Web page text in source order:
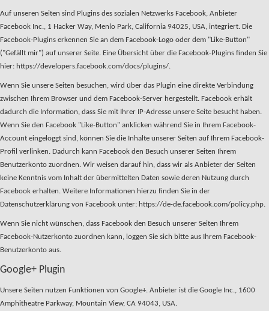
Auf unseren Seiten sind Plugins des sozialen Netzwerks Facebook, Anbieter
Facebook Inc., 1 Hacker Way, Menlo Park, California 94025, USA, integriert. Die
Facebook-Plugins erkennen Sie an dem Facebook-Logo oder dem "Like-Button"
("Gefällt mir") auf unserer Seite. Eine Übersicht über die Facebook-Plugins finden Sie
hier: https://developers.facebook.com/docs/plugins/.
Wenn Sie unsere Seiten besuchen, wird über das Plugin eine direkte Verbindung
zwischen Ihrem Browser und dem Facebook-Server hergestellt. Facebook erhält
dadurch die Information, dass Sie mit Ihrer IP-Adresse unsere Seite besucht haben.
Wenn Sie den Facebook "Like-Button" anklicken während Sie in Ihrem Facebook-
Account eingeloggt sind, können Sie die Inhalte unserer Seiten auf Ihrem Facebook-
Profil verlinken. Dadurch kann Facebook den Besuch unserer Seiten Ihrem
Benutzerkonto zuordnen. Wir weisen darauf hin, dass wir als Anbieter der Seiten
keine Kenntnis vom Inhalt der übermittelten Daten sowie deren Nutzung durch
Facebook erhalten. Weitere Informationen hierzu finden Sie in der
Datenschutzerklärung von Facebook unter: https://de-de.facebook.com/policy.php.
Wenn Sie nicht wünschen, dass Facebook den Besuch unserer Seiten Ihrem
Facebook-Nutzerkonto zuordnen kann, loggen Sie sich bitte aus Ihrem Facebook-
Benutzerkonto aus.
Google+ Plugin
Unsere Seiten nutzen Funktionen von Google+. Anbieter ist die Google Inc., 1600
Amphitheatre Parkway, Mountain View, CA 94043, USA.